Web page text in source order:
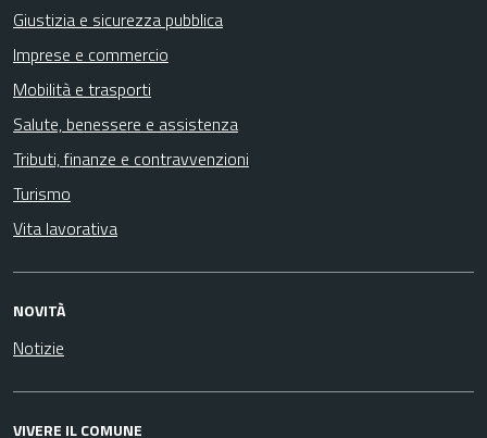
Giustizia e sicurezza pubblica
Imprese e commercio
Mobilità e trasporti
Salute, benessere e assistenza
Tributi, finanze e contravvenzioni
Turismo
Vita lavorativa
NOVITÀ
Notizie
VIVERE IL COMUNE